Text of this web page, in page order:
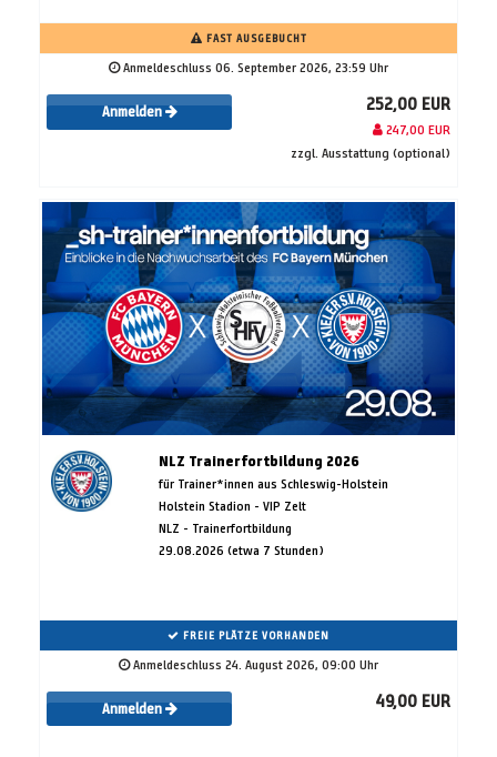
FAST AUSGEBUCHT
Anmeldeschluss 06. September 2026, 23:59 Uhr
Anmelden 252,00 EUR
247,00 EUR
zzgl. Ausstattung (optional)
NLZ Trainerfortbildung 2026
für Trainer*innen aus Schleswig-Holstein
Holstein Stadion - VIP Zelt
NLZ - Trainerfortbildung
29.08.2026 (etwa 7 Stunden)
FREIE PLÄTZE VORHANDEN
Anmeldeschluss 24. August 2026, 09:00 Uhr
Anmelden 49,00 EUR